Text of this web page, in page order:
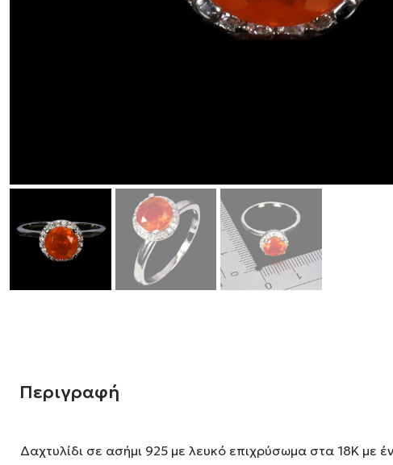
Περιγραφή
Δαχτυλίδι σε ασήμι 925 με λευκό επιχρύσωμα στα 18Κ